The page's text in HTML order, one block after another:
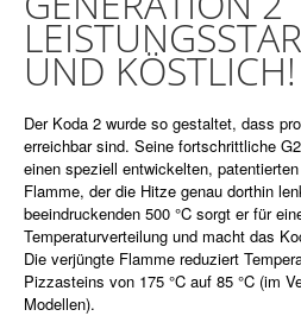
UND KÖSTLICH!
Der Koda 2 wurde so gestaltet, dass
erreichbar sind. Seine fortschrittliche
einen speziell entwickelten,
Flamme, der die Hitze genau dorthin
beeindruckenden 500 °C sorgt er für
Temperaturverteilung und macht das
Die verjüngte Flamme reduziert
Pizzasteins von 175 °C auf 85 °C (im
Modellen).